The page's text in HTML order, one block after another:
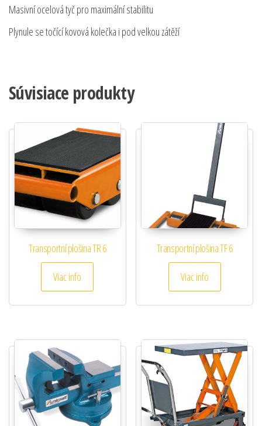
Masivní ocelová tyč pro maximální stabilitu
Plynule se točící kovová kolečka i pod velkou zátěží
Súvisiace produkty
Transportní plošina TR 6
Viac info
Transportní plošina TF 6
Viac info